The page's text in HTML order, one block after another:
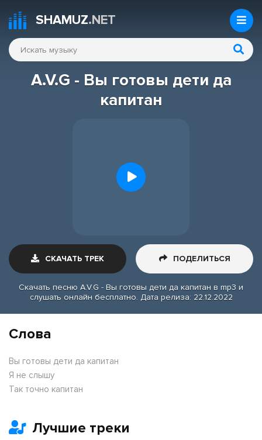
SHAMUZ.NET
A.V.G - Вы готовы дети да
капитан
СКАЧАТЬ ТРЕК ПОДЕЛИТЬСЯ
Скачать песню A.V.G - Вы готовы дети да капитан в mp3 и
слушать онлайн бесплатно. Дата релиза: 22.12.2022
Слова
Вы готовы дети да капитан
Я не слышу
Так точно капитан
Лучшие треки